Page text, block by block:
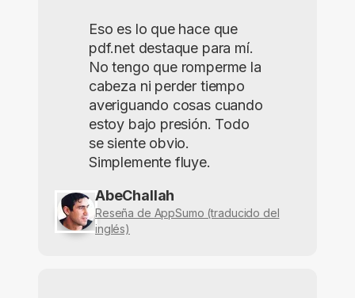
Eso es lo que hace que
pdf.net destaque para mí.
No tengo que romperme la
cabeza ni perder tiempo
averiguando cosas cuando
estoy bajo presión. Todo
se siente obvio.
Simplemente fluye.
AbeChallah
Reseña de AppSumo (traducido del
inglés)